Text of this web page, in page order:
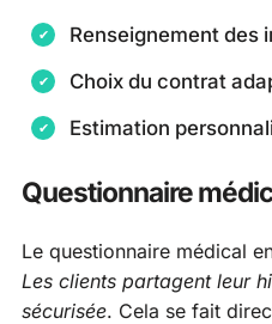
Renseignement des
Choix du contrat
Estimation
Questionnaire
Le questionnaire médical
Les clients partagent leur
sécurisée. Cela se fait